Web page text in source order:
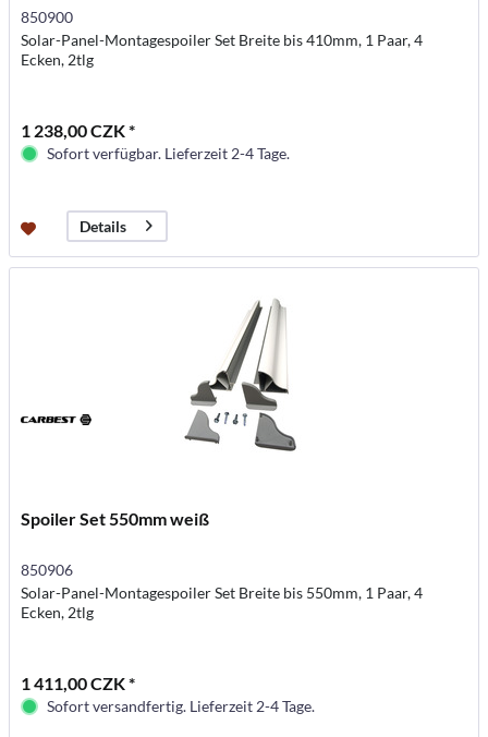
850900
Solar-Panel-Montagespoiler Set Breite bis 410mm, 1 Paar, 4
Ecken, 2tlg
1 238,00 CZK *
Sofort verfügbar. Lieferzeit 2-4 Tage.
Details
Spoiler Set 550mm weiß
850906
Solar-Panel-Montagespoiler Set Breite bis 550mm, 1 Paar, 4
Ecken, 2tlg
1 411,00 CZK *
Sofort versandfertig. Lieferzeit 2-4 Tage.